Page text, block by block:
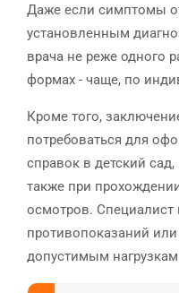
Даже если симптомы
установленным
врача не реже одного
формах - чаще, по
Кроме того,
потребоваться для
справок в детский
также при
осмотров. Специалист
противопоказаний
допустимым